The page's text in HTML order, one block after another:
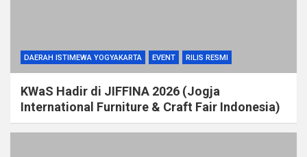
DAERAH ISTIMEWA YOGYAKARTA EVENT RILIS RESMI
KWaS Hadir di JIFFINA 2026 (Jogja
International Furniture & Craft Fair Indonesia)